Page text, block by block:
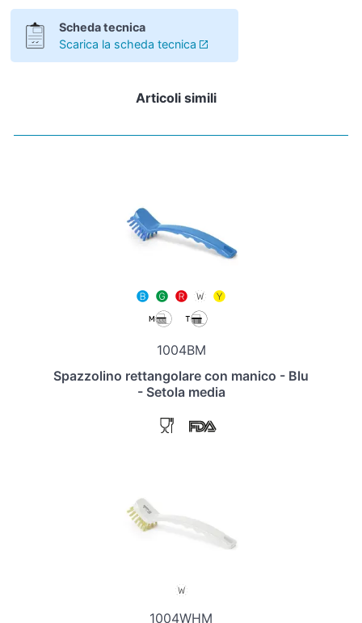
Scheda tecnica
Scarica la scheda tecnica
Articoli simili
1004BM
Spazzolino rettangolare con manico - Blu
- Setola media
1004WHM